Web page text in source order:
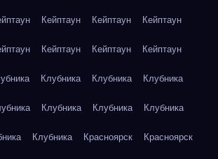
Кейптаун Кейптаун Кейптаун
Кейптаун Кейптаун Кейптаун
Клубника Клубника Клубника
Клубника Клубника Клубника
Клубника Красноярск Красноярск